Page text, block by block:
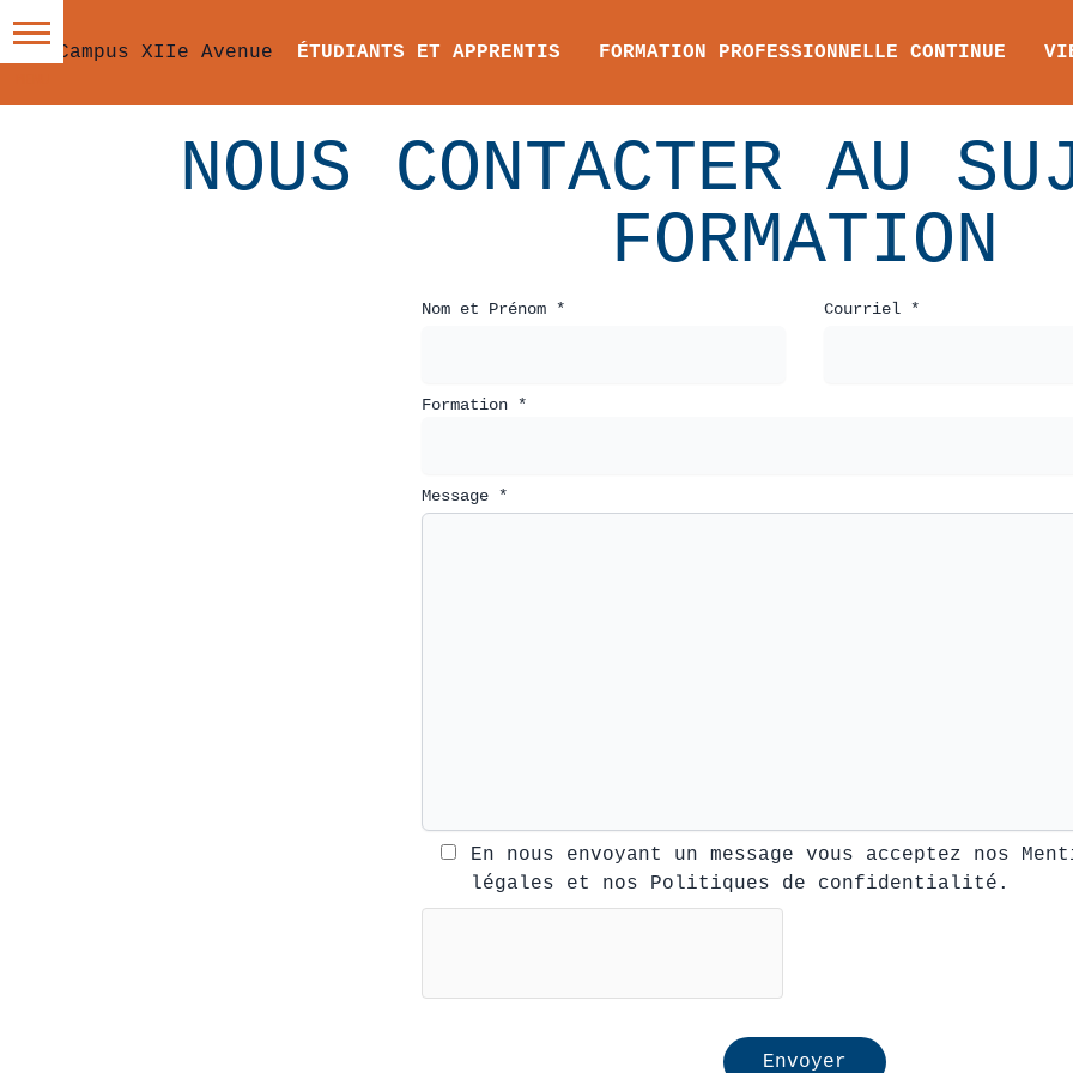
ÉTUDIANTS ET APPRENTIS FORMATION PROFESSIONNELLE CONTINUE
NOUS CONTACTER AU
FORMATION
Nom et Prénom * Courriel *
Formation *
Message *
En nous envoyant un message vous acceptez nos
légales et nos Politiques de confidentialité .